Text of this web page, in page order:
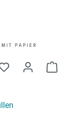
Du hast 0